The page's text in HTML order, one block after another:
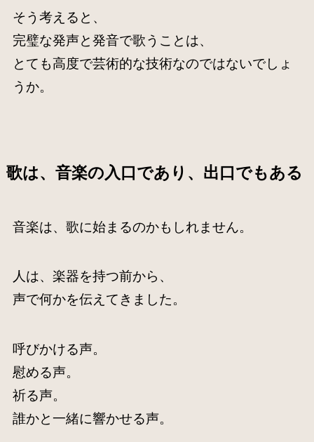
そう考えると、
完璧な発声と発音で歌うことは、
とても高度で芸術的な技術なのではないでしょ
うか。
歌は、音楽の入口であり、出口でもある
音楽は、歌に始まるのかもしれません。
人は、楽器を持つ前から、
声で何かを伝えてきました。
呼びかける声。
慰める声。
祈る声。
誰かと一緒に響かせる声。